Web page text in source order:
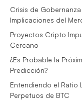
Crisis de
Implicaciones del
Proyectos Cripto
Cercano
¿Es Probable la
Predicción?
Entendiendo el Ratio
Perpetuos de BTC